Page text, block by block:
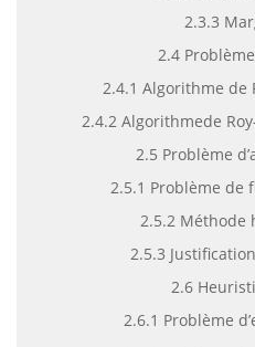
2.3.3
2.4
2.4.1 Algorithme de
2.4.2 Algorithmede
2.5 Problème
2.5.1 Problème de
2.5.2 Méthode
2.5.3
2.6
2.6.1 Problème